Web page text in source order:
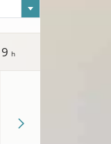
9 h